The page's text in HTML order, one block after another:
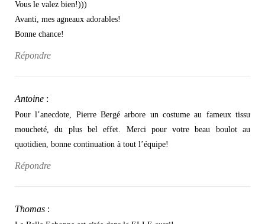
Vous le valez bien!)))
Avanti, mes agneaux adorables!
Bonne chance!
Répondre
Antoine :
Pour l’anecdote, Pierre Bergé arbore un costume au fameux tissu
moucheté, du plus bel effet. Merci pour votre beau boulot au
quotidien, bonne continuation à tout l’équipe!
Répondre
Thomas :